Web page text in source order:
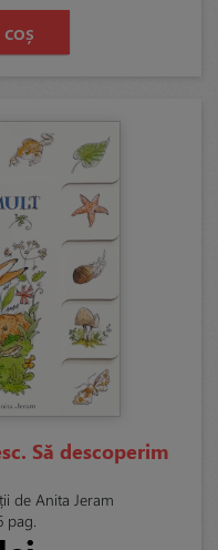
Să descoperim
de Anita Jeram
pag.